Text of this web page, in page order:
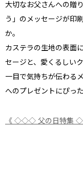
大切なお父さんへの贈
う」のメッセージが印
か。
カステラの生地の表面
セージと、愛くるしい
一目で気持ちが伝わる
へのプレゼントにぴっ
《 ◇◇◇ 父の日特集